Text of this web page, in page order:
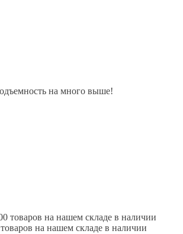
на много выше!
на нашем складе в наличии